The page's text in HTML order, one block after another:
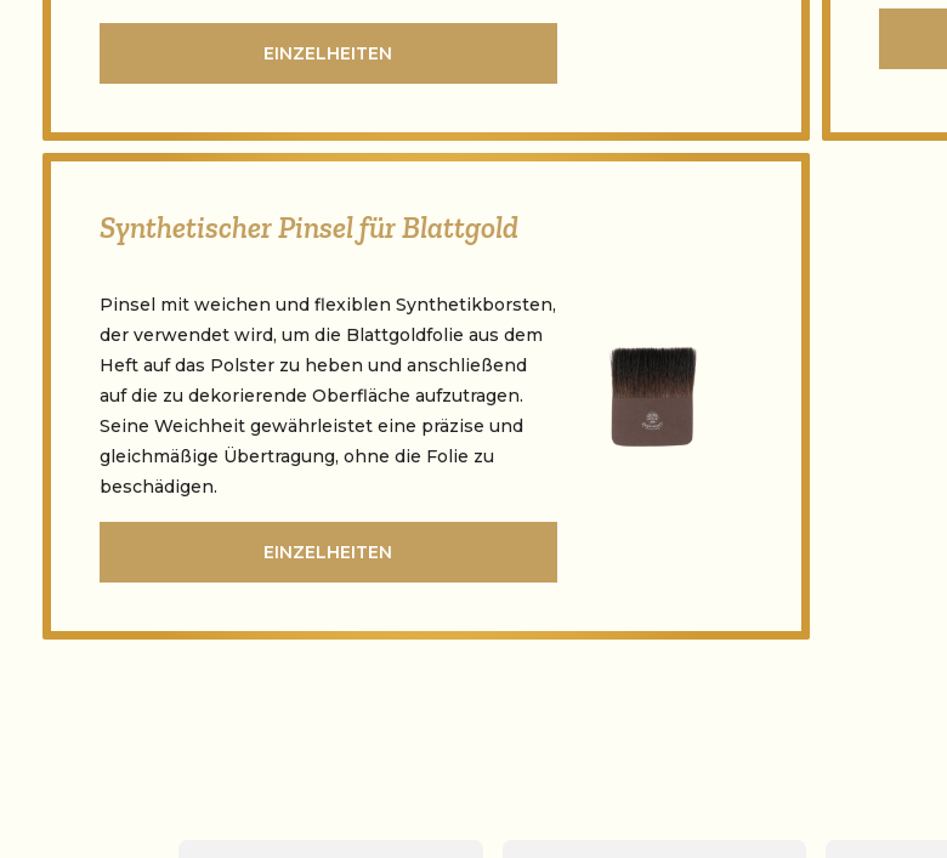
EINZELHEITEN
Synthetischer Pinsel für Blattgold
Pinsel mit weichen und flexiblen Synthetikborsten,
der verwendet wird, um die Blattgoldfolie aus dem
Heft auf das Polster zu heben und anschließend
auf die zu dekorierende Oberfläche aufzutragen.
Seine Weichheit gewährleistet eine präzise und
gleichmäßige Übertragung, ohne die Folie zu
beschädigen.
EINZELHEITEN